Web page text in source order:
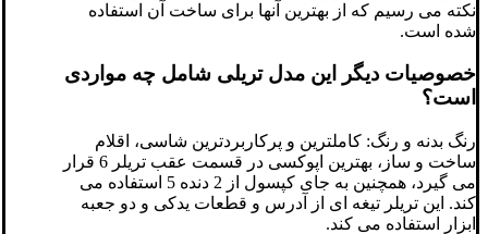
نکته می رسیم که از بهترین آنها برای ساخت آن استفاده
شده است.
خصوصیات دیگر این مدل تریلی شامل چه مواردی
است؟
رنگ بدنه و رنگ: کاملترین و پرکاربردترین شاسی، اقلام
ساخت و ساز، بهترین اپوکسی در قسمت عقب تریلر 6 قرار
می گیرد، همچنین به جای کپسول از 2 دنده 5 استفاده می
کند. این تریلر تیغه ای از آدرس و قطعات یدکی و دو جعبه
ابزار استفاده می کند.